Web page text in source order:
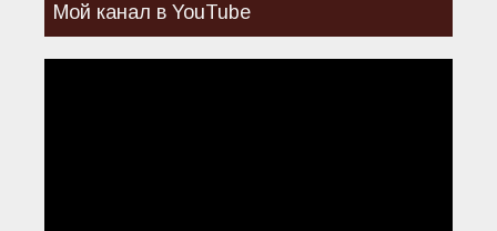
Мой канал в YouTube